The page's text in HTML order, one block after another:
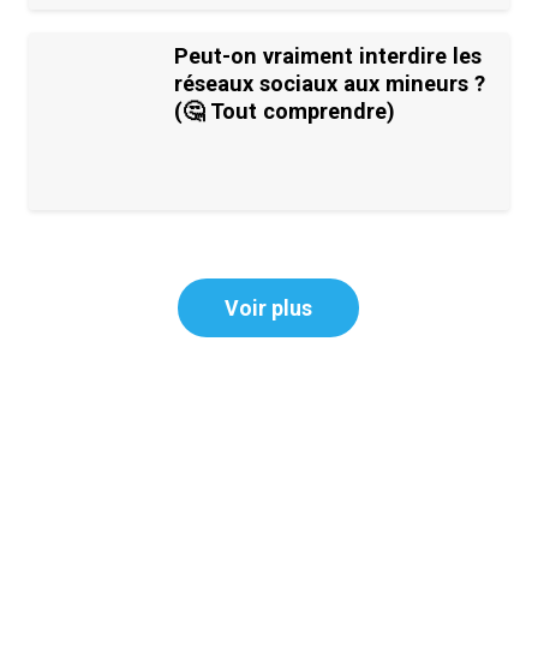
Peut-on vraiment interdire les
réseaux sociaux aux mineurs ?
(🤔 Tout comprendre)
Voir plus